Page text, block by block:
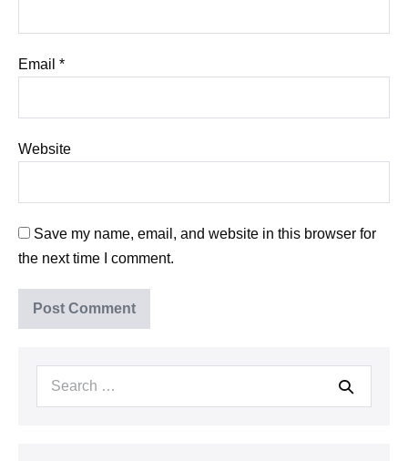
Email *
Website
Save my name, email, and website in this browser for
the next time I comment.
Search